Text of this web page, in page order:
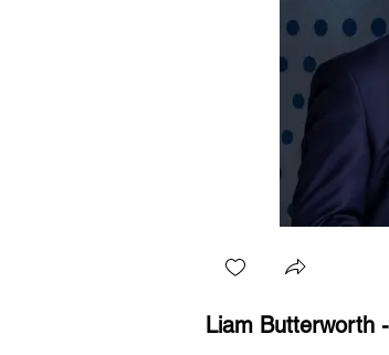
Liam Butterworth